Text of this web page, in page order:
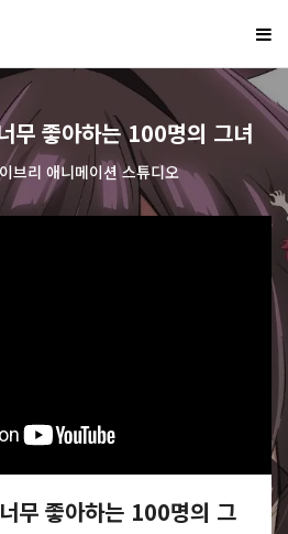
무 좋아하는 100명의 그녀
브리 애니메이션 스튜디오
무 좋아하는 100명의 그